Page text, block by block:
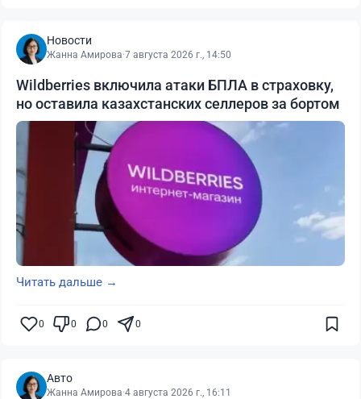
Новости
Жанна Амирова·7 августа 2026 г., 14:50
Wildberries включила атаки БПЛА в страховку,
но оставила казахстанских селлеров за бортом
Читать дальше →
0 0 0 0
Авто
Жанна Амирова·4 августа 2026 г., 16:11